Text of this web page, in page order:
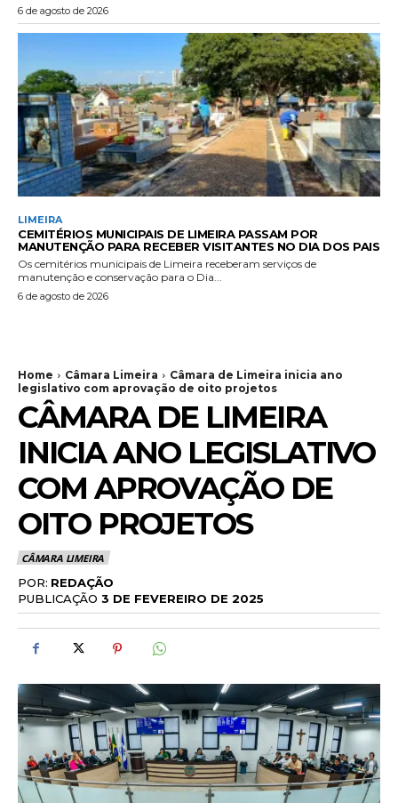
6 de agosto de 2026
LIMEIRA
CEMITÉRIOS MUNICIPAIS DE LIMEIRA PASSAM POR
MANUTENÇÃO PARA RECEBER VISITANTES NO DIA DOS PAIS
Os cemitérios municipais de Limeira receberam serviços de
manutenção e conservação para o Dia...
6 de agosto de 2026